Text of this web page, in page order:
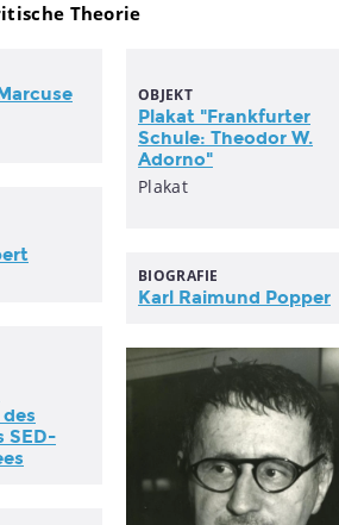
Theorie
OBJEKT
Plakat "Frankfurter
Schule: Theodor W.
Adorno"
Plakat
BIOGRAFIE
Karl Raimund Popper
SED-